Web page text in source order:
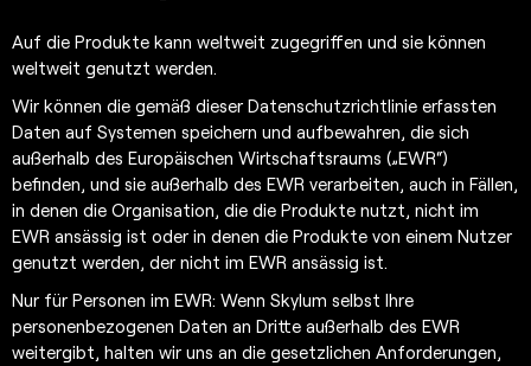
Auf die Produkte kann weltweit zugegriffen und sie können
weltweit genutzt werden.
Wir können die gemäß dieser Datenschutzrichtlinie erfassten
Daten auf Systemen speichern und aufbewahren, die sich
außerhalb des Europäischen Wirtschaftsraums („EWR“)
befinden, und sie außerhalb des EWR verarbeiten, auch in Fällen,
in denen die Organisation, die die Produkte nutzt, nicht im
EWR ansässig ist oder in denen die Produkte von einem Nutzer
genutzt werden, der nicht im EWR ansässig ist.
Nur für Personen im EWR: Wenn Skylum selbst Ihre
personenbezogenen Daten an Dritte außerhalb des EWR
weitergibt, halten wir uns an die gesetzlichen Anforderungen,